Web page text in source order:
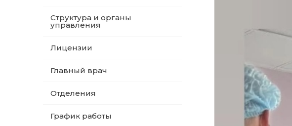
Структура и органы
управления
Лицензии
Главный врач
Отделения
График работы